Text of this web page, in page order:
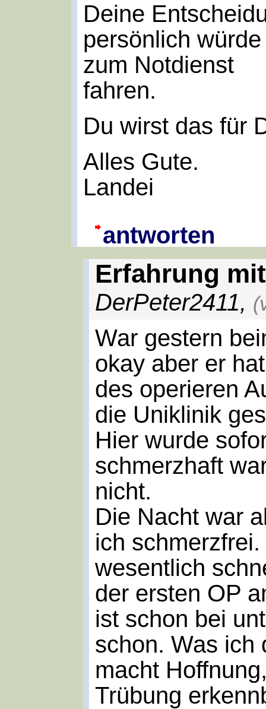
Deine
persönlich
zum Notdienst
fahren.
Du wirst das für
Alles Gute.
Landei
antworten
Erfahrung
DerPeter2411,
War gestern
okay aber er
des operieren
die Uniklinik
Hier wurde
schmerzhaft
nicht.
Die Nacht war
ich
wesentlich
der ersten OP
ist schon bei
schon. Was ich
macht
Trübung